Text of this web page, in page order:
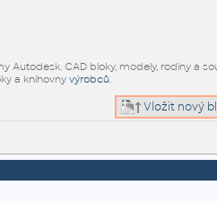
Autodesk. CAD bloky, modely, rodiny a
a knihovny výrobců.
Vložit nový